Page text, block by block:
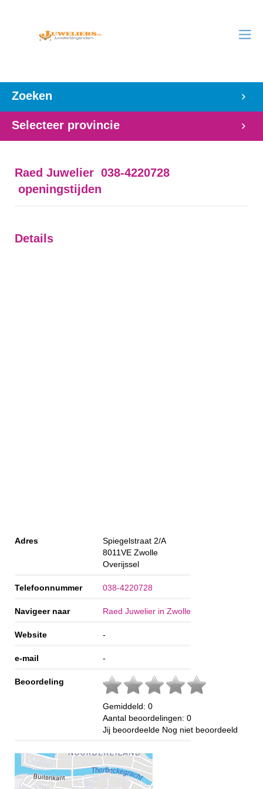
Zoeken
Selecteer provincie
Raed Juwelier 038-4220728
openingstijden
Details
Adres
Spiegelstraat 2/A
8011VE Zwolle
Overijssel
Telefoonnummer 038-4220728
Navigeer naar Raed Juwelier in Zwolle
Website -
e-mail -
Beoordeling
Gemiddeld: 0
Aantal beoordelingen: 0
Jij beoordeelde Nog niet beoordeeld